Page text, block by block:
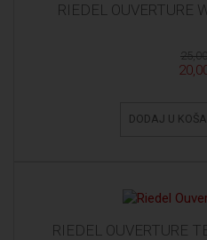
RIEDEL OUVERTURE
DODAJ U
RIEDEL OUVERTURE